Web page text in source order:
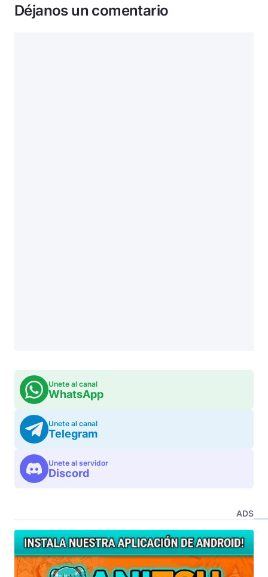
Déjanos un comentario
Unete al canal
WhatsApp
Unete al canal
Telegram
Unete al servidor
Discord
ADS